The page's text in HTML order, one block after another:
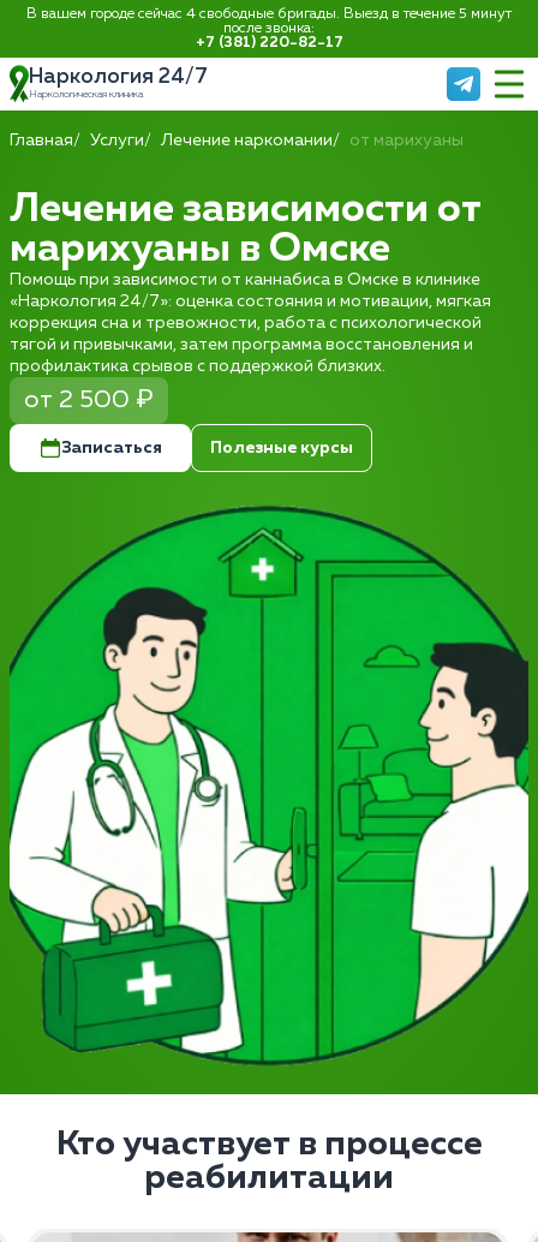
В вашем городе сейчас 4 свободные бригады. Выезд в течение 5 минут
после звонка:
+7 (381) 220-82-17
Наркология 24/7
Наркологическая клиника
Главная Услуги Лечение наркомании от марихуаны
Лечение зависимости от
марихуаны в Омске
Помощь при зависимости от каннабиса в Омске в клинике
«Наркология 24/7»: оценка состояния и мотивации, мягкая
коррекция сна и тревожности, работа с психологической
тягой и привычками, затем программа восстановления и
профилактика срывов с поддержкой близких.
от 2 500 ₽
Записаться Полезные курсы
Кто участвует в процессе
реабилитации